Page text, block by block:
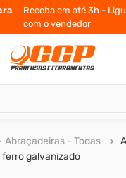
Receba em até 3h -
com o vendedor
Abraçadeiras - Todas
galvanizado